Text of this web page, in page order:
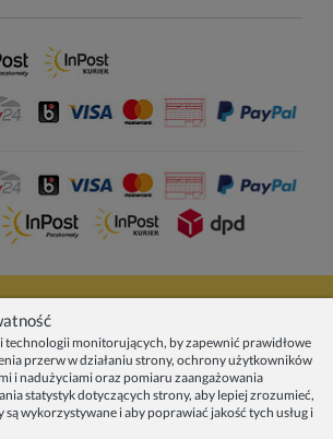
technologii monitorujących, by zapewnić prawidłowe
przerw w działaniu strony, ochrony użytkowników
i nadużyciami oraz pomiaru zaangażowania
statystyk dotyczących strony, aby lepiej zrozumieć,
są wykorzystywane i aby poprawiać jakość tych usług i